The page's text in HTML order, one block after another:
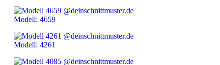
Modell: 4659
Modell: 4261